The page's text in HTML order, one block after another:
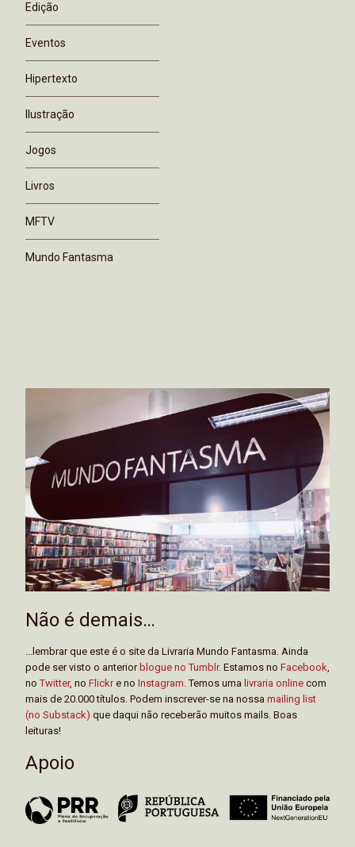
Edição
Eventos
Hipertexto
Ilustração
Jogos
Livros
MFTV
Mundo Fantasma
Não é demais…
...lembrar que este é o site da Livraria Mundo Fantasma. Ainda
pode ser visto o anteriorblogue no Tumblr. Estamos no Facebook
noTwitter, no Flickre no Instagram . Temos uma livraria online com
mais de 20.000 títulos. Podem inscrever-se na nossa mailing list
(no Substack) que daqui não receberão muitos mails. Boas
leituras!
Apoio